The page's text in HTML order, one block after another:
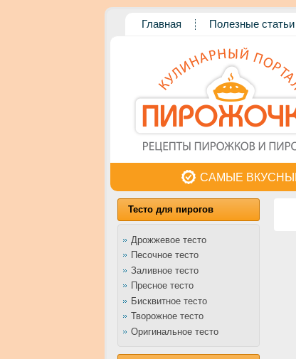
Главная Полезные статьи
САМЫЕ
Тесто для пирогов
Дрожжевое тесто
Песочное тесто
Заливное тесто
Пресное тесто
Бисквитное тесто
Творожное тесто
Оригинальное тесто